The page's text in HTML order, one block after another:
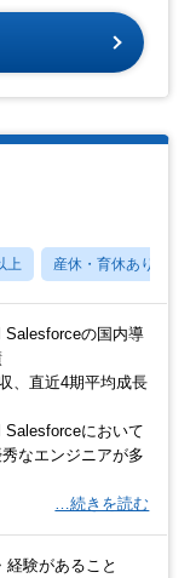
上 産休・育休あり
Salesforceの国内導
、直近4期平均成長
Salesforceにおいて
なエンジニアが多
…続きを読む
経験があること